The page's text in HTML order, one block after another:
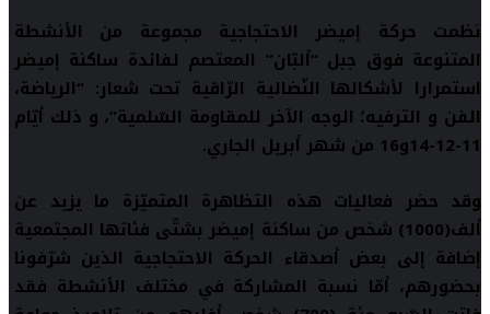
نظمت حركة إميضر الاحتجاجية مجموعة من الأنشطة
المتنوعة فوق جبل “ألبّان” المعتصم لفائدة ساكنة إميضر
استمرارا لأشكالها النّضالية الرّاقية تحت شعار: “الرياضة،
الفن و الترفيه؛ الوجه الآخر للمقاومة السّلمية”، و ذلك أيّام
11-12-14و16 من شهر أبريل الجاري.
وقد حضر فعاليات هذه التظاهرة المتميّزة ما يزيد عن
ألف(1000) شخص من ساكنة إميضر بشتّى فئاتها المجتمعية
إضافة إلى بعض أصدقاء الحركة الاحتجاجية الذين شرّفونا
بحضورهم، أمّا نسبة المشاركة في مختلف الأنشطة فقد